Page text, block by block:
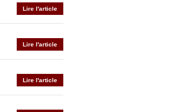
Lire l'article
Lire l'article
Lire l'article